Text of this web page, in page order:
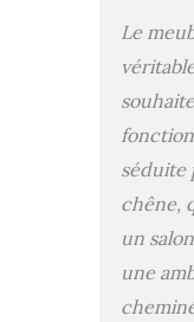
Le
séduite
chêne,
un
une